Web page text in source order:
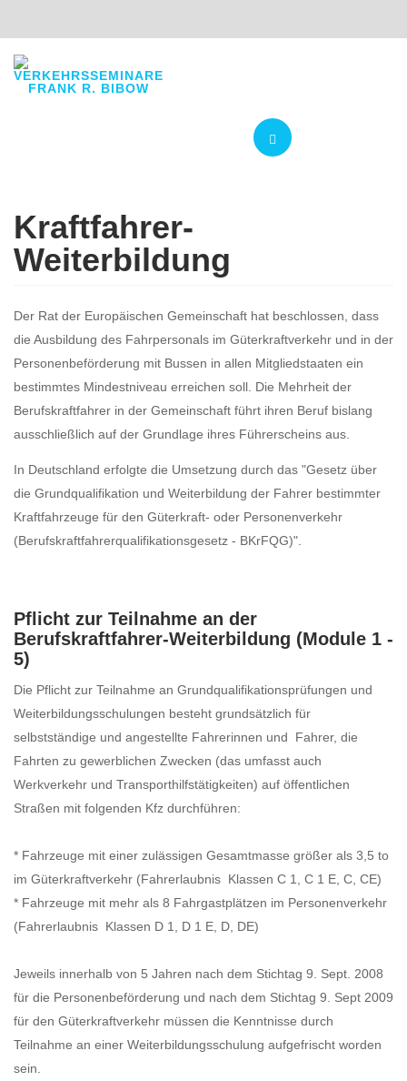
Kraftfahrer-
Weiterbildung
Der Rat der Europäischen Gemeinschaft hat beschlossen, dass
die Ausbildung des Fahrpersonals im Güterkraftverkehr und in der
Personenbeförderung mit Bussen in allen Mitgliedstaaten ein
bestimmtes Mindestniveau erreichen soll. Die Mehrheit der
Berufskraftfahrer in der Gemeinschaft führt ihren Beruf bislang
ausschließlich auf der Grundlage ihres Führerscheins aus.
In Deutschland erfolgte die Umsetzung durch das "Gesetz über
die Grundqualifikation und Weiterbildung der Fahrer bestimmter
Kraftfahrzeuge für den Güterkraft- oder Personenverkehr
(Berufskraftfahrerqualifikationsgesetz - BKrFQG)".
Pflicht zur Teilnahme an der
Berufskraftfahrer-Weiterbildung (Module 1 -
5)
Die Pflicht zur Teilnahme an Grundqualifikationsprüfungen und
Weiterbildungsschulungen besteht grundsätzlich für
selbstständige und angestellte Fahrerinnen und Fahrer, die
Fahrten zu gewerblichen Zwecken (das umfasst auch
Werkverkehr und Transporthilfstätigkeiten) auf öffentlichen
Straßen mit folgenden Kfz durchführen:
* Fahrzeuge mit einer zulässigen Gesamtmasse größer als 3,5 to
im Güterkraftverkehr (Fahrerlaubnis Klassen C 1, C 1 E, C, CE)
* Fahrzeuge mit mehr als 8 Fahrgastplätzen im Personenverkehr
(Fahrerlaubnis Klassen D 1, D 1 E, D, DE)
Jeweils innerhalb von 5 Jahren nach dem Stichtag 9. Sept. 2008
für die Personenbeförderung und nach dem Stichtag 9. Sept 2009
für den Güterkraftverkehr müssen die Kenntnisse durch
Teilnahme an einer Weiterbildungsschulung aufgefrischt worden
sein.